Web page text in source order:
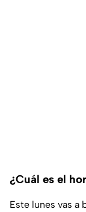
¿Cuál es el
Este lunes vas a